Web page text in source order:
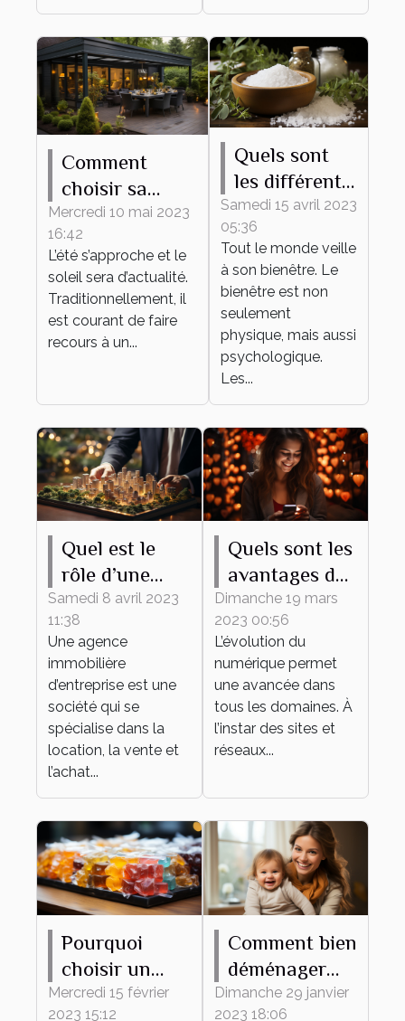
Comment
choisir sa
pergola
bioclimatique ?
Mercredi 10 mai 2023
16:42
L’été s’approche et le
soleil sera d’actualité.
Traditionnellement, il
est courant de faire
recours à un...
Quels sont
les différents
bienfaits des
sels de bain ?
Samedi 15 avril 2023
05:36
Tout le monde veille
à son bienêtre. Le
bienêtre est non
seulement
physique, mais aussi
psychologique.
Les...
Quel est le
rôle d’une
agence
immobilière
d’entreprise ?
Samedi 8 avril 2023
11:38
Une agence
immobilière
d’entreprise est une
société qui se
spécialise dans la
location, la vente et
l’achat...
Quels sont les
avantages du
recours à un
site de
rencontre ?
Dimanche 19 mars
2023 00:56
L’évolution du
numérique permet
une avancée dans
tous les domaines. À
l’instar des sites et
réseaux...
Pourquoi
choisir un
bonbon halal
Mercredi 15 février
2023 15:12
Comment bien
déménager
avec votre
Dimanche 29 janvier
2023 18:06